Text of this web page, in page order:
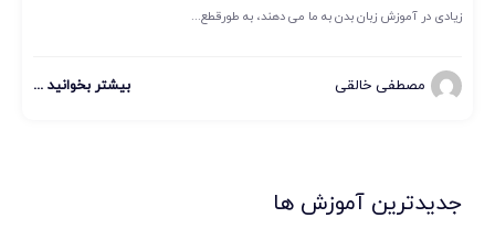
زیادی در آموزش زبان بدن به ما می دهند، به طورقطع...
مصطفی خالقی بیشتر بخوانید ...
جدیدترین آموزش ها